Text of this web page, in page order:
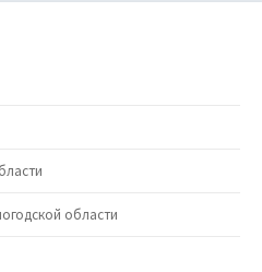
области